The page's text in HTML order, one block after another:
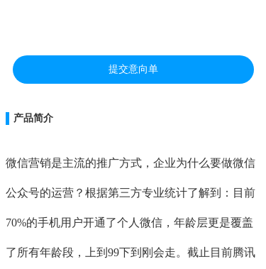
提交意向单
产品简介
微信营销是主流的推广方式，企业为什么要做微信
公众号的运营？根据第三方专业统计了解到：目前
70%的手机用户开通了个人微信，年龄层更是覆盖
了所有年龄段，上到99下到刚会走。截止目前腾讯